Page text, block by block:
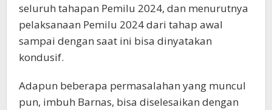
seluruh tahapan Pemilu 2024, dan menurutnya
pelaksanaan Pemilu 2024 dari tahap awal
sampai dengan saat ini bisa dinyatakan
kondusif.
Adapun beberapa permasalahan yang muncul
pun, imbuh Barnas, bisa diselesaikan dengan